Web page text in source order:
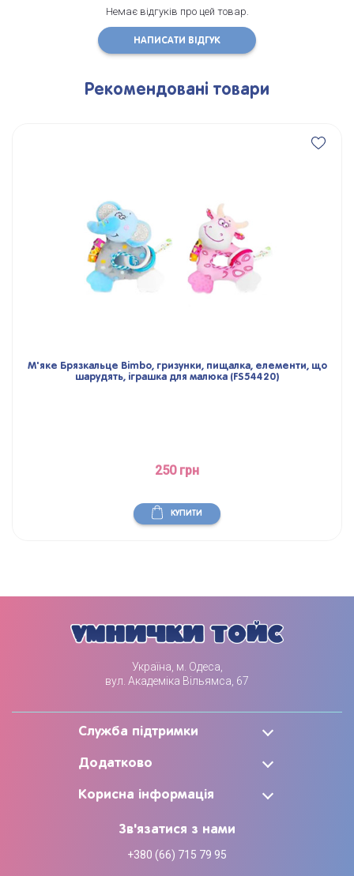
Немає відгуків про цей товар.
НАПИСАТИ ВІДГУК
Рекомендовані товари
М'яке Брязкальце Bimbo, гризунки, пищалка, елементи, що
шарудять, іграшка для малюка (FS54420)
250 грн
КУПИТИ
Україна, м. Одеса,
вул. Академіка Вільямса, 67
Служба підтримки
Додатково
Корисна інформація
Зв'язатися з нами
+380 (66) 715 79 95